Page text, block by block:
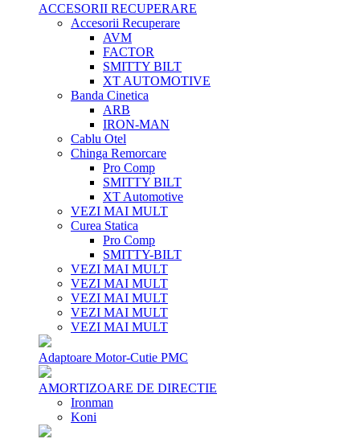
ACCESORII RECUPERARE
Accesorii Recuperare
AVM
FACTOR
SMITTY BILT
XT AUTOMOTIVE
Banda Cinetica
ARB
IRON-MAN
Cablu Otel
Chinga Remorcare
Pro Comp
SMITTY BILT
XT Automotive
VEZI MAI MULT
Curea Statica
Pro Comp
SMITTY-BILT
VEZI MAI MULT
VEZI MAI MULT
VEZI MAI MULT
VEZI MAI MULT
VEZI MAI MULT
Adaptoare Motor-Cutie PMC
AMORTIZOARE DE DIRECTIE
Ironman
Koni